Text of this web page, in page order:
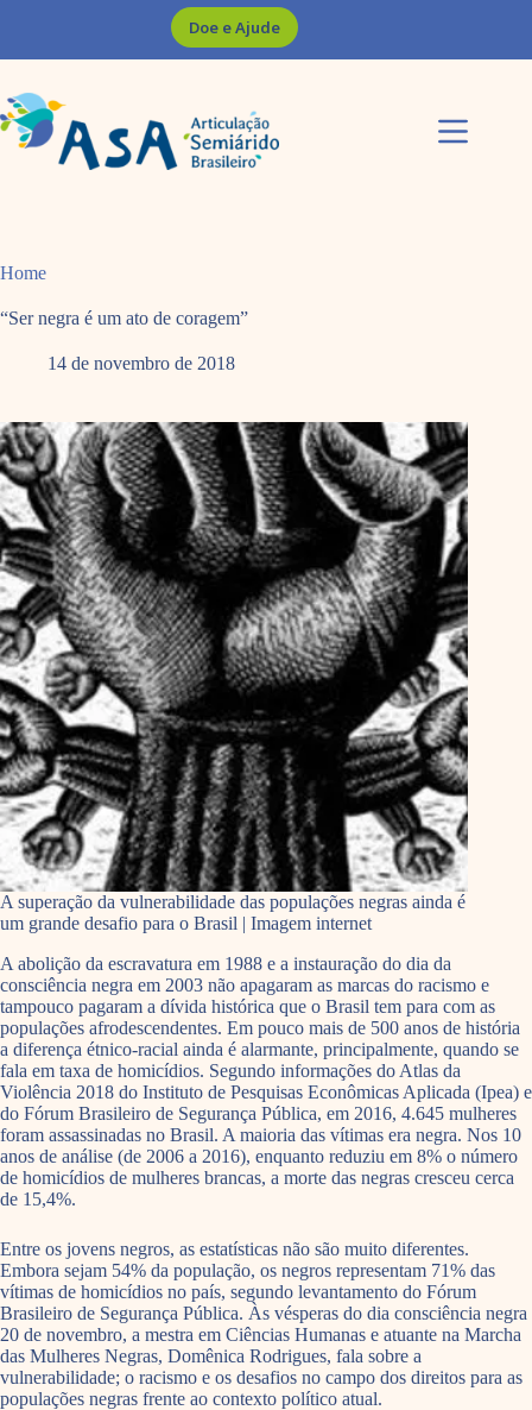
Doe e Ajude
Home
“Ser negra é um ato de coragem”
14 de novembro de 2018
A superação da vulnerabilidade das populações negras ainda é
um grande desafio para o Brasil | Imagem internet
A abolição da escravatura em 1988 e a instauração do dia da
consciência negra em 2003 não apagaram as marcas do racismo e
tampouco pagaram a dívida histórica que o Brasil tem para com as
populações afrodescendentes. Em pouco mais de 500 anos de história
a diferença étnico-racial ainda é alarmante, principalmente, quando se
fala em taxa de homicídios. Segundo informações do Atlas da
Violência 2018 do Instituto de Pesquisas Econômicas Aplicada (Ipea) e
do Fórum Brasileiro de Segurança Pública, em 2016, 4.645 mulheres
foram assassinadas no Brasil. A maioria das vítimas era negra. Nos 10
anos de análise (de 2006 a 2016), enquanto reduziu em 8% o número
de homicídios de mulheres brancas, a morte das negras cresceu cerca
de 15,4%.
Entre os jovens negros, as estatísticas não são muito diferentes.
Embora sejam 54% da população, os negros representam 71% das
vítimas de homicídios no país, segundo levantamento do Fórum
Brasileiro de Segurança Pública. Às vésperas do dia consciência negra
20 de novembro, a mestra em Ciências Humanas e atuante na Marcha
das Mulheres Negras, Domênica Rodrigues, fala sobre a
vulnerabilidade; o racismo e os desafios no campo dos direitos para as
populações negras frente ao contexto político atual.